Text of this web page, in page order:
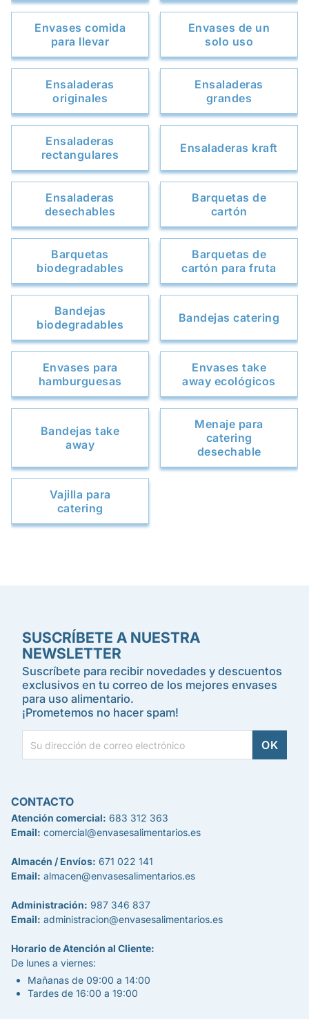
Envases comida
para llevar
Envases de un
solo uso
Ensaladeras
originales
Ensaladeras
grandes
Ensaladeras
rectangulares
Ensaladeras kraft
Ensaladeras
desechables
Barquetas de
cartón
Barquetas
biodegradables
Barquetas de
cartón para fruta
Bandejas
biodegradables
Bandejas catering
Envases para
hamburguesas
Envases take
away ecológicos
Bandejas take
away
Menaje para
catering
desechable
Vajilla para
catering
SUSCRÍBETE A NUESTRA
NEWSLETTER
Suscríbete para recibir novedades y descuentos
exclusivos en tu correo de los mejores envases
para uso alimentario.
¡Prometemos no hacer spam!
CONTACTO
Atención comercial: 683 312 363
Email: comercial@envasesalimentarios.es
Almacén / Envíos: 671 022 141
Email: almacen@envasesalimentarios.es
Administración: 987 346 837
Email: administracion@envasesalimentarios.es
Horario de Atención al Cliente:
De lunes a viernes:
Mañanas de 09:00 a 14:00
Tardes de 16:00 a 19:00